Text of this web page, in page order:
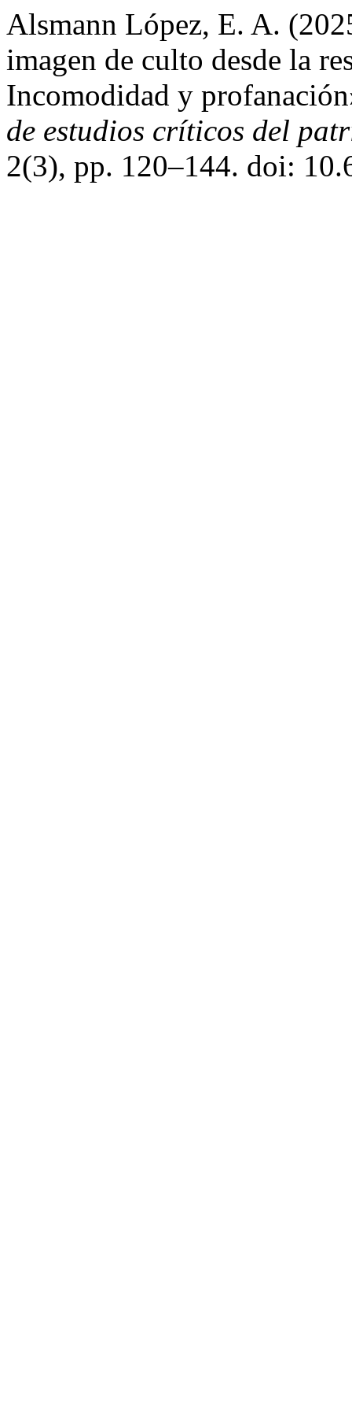
Alsmann López, E. A.
imagen de culto desde la
Incomodidad y
de estudios críticos del
2(3), pp. 120–144. doi: